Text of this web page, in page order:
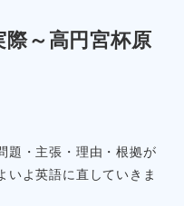
～高円宮杯原
題・主張・理由・根拠が
いよ英語に直していきま